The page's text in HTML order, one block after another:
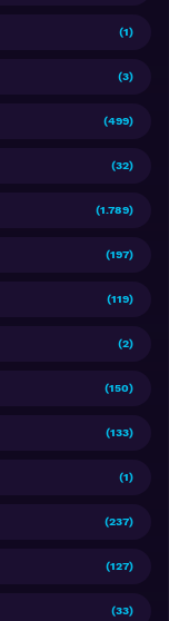
(1)
(3)
(499)
(32)
(1.789)
(197)
(119)
(2)
(150)
(133)
(1)
(237)
(127)
(33)